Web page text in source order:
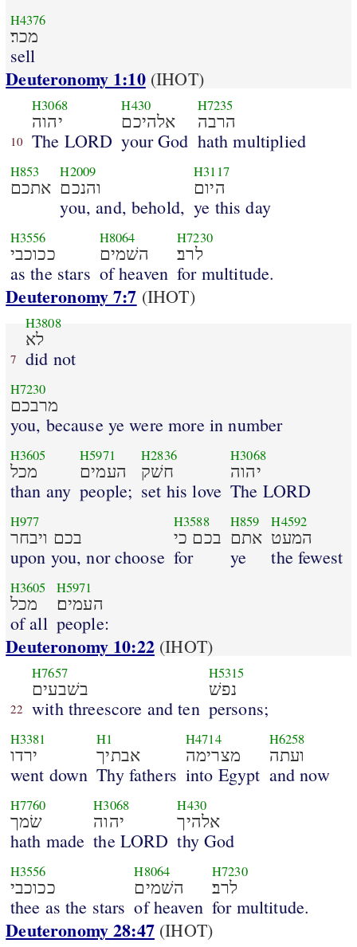
H4376
מכר׃
sell
Deuteronomy 1:10(IHOT)
10
H3068
יהוה
The LORD
H430
אלהיכם
your God
H7235
הרבה
hath multiplied
H853
אתכם
H2009
והנכם
you, and, behold,
H3117
היום
ye this day
H3556
ככוכבי
as the stars
H8064
השׁמים
of heaven
H7230
לרב׃
for multitude.
Deuteronomy 7:7 (IHOT)
7
H3808
לא
did not
H7230
מרבכם
you, because ye were more in number
H3605
מכל
than any
H5971
העמים
people;
H2836
חשׁק
set his love
H3068
יהוה
The LORD
H977
בכם ויבחר
upon you, nor choose
H3588
בכם כי
for
H859
אתם
ye
H4592
המעט
the fewest
H3605
מכל
of all
H5971
העמים׃
people:
Deuteronomy 10:22(IHOT)
22
H7657
בשׁבעים
with threescore and ten
H5315
נפשׁ
persons;
H3381
ירדו
went down
H1
אבתיך
Thy fathers
H4714
מצרימה
into Egypt
H6258
ועתה
and now
H7760
שׂמך
hath made
H3068
יהוה
the LORD
H430
אלהיך
thy God
H3556
ככוכבי
thee as the stars
H8064
השׁמים
of heaven
H7230
לרב׃
for multitude.
Deuteronomy 28:47(IHOT)